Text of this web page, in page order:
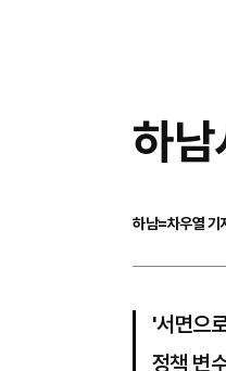
하
하남=차우열 기
'서면으
정책 변